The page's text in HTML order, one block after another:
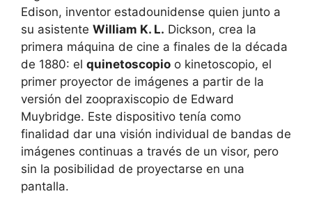
Edison, inventor estadounidense quien junto a
su asistente William K. L. Dickson, crea la
primera máquina de cine a finales de la década
de 1880: el quinetoscopio o kinetoscopio, el
primer proyector de imágenes a partir de la
versión del zoopraxiscopio de Edward
Muybridge. Este dispositivo tenía como
finalidad dar una visión individual de bandas de
imágenes continuas a través de un visor, pero
sin la posibilidad de proyectarse en una
pantalla.